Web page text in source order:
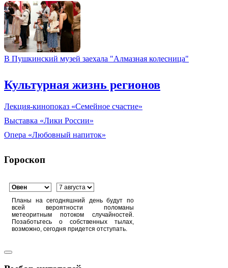
В Пушкинский музей заехала "Алмазная колесница"
Культурная жизнь регионов
Лекция-кинопоказ «Семейное счастие»
Выставка «Лики России»
Опера «Любовный напиток»
Гороскоп
Планы на сегодняшний день будут по
всей вероятности поломаны
метеоритным потоком случайностей.
Позаботьтесь о собственных тылах,
возможно, сегодня придется отступать.